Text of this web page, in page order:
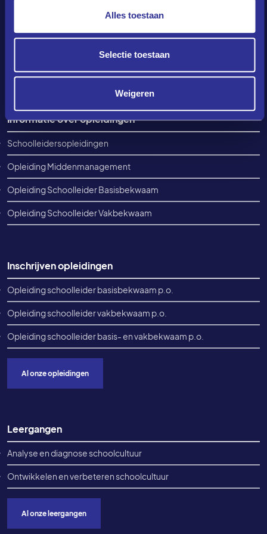
Alles toestaan
Selectie toestaan
Weigeren
Contact
Elke werkdag tussen 08:30-12:30
Footer informatie
Informatie over opleidingen
Schoolleidersopleidingen
Opleiding Middenmanagement
Opleiding Schoolleider Basisbekwaam
Opleiding Schoolleider Vakbekwaam
Leergangen
Analyse en diagnose schoolcultuur
Ontwikkelen en verbeteren schoolcultuur
Al onze leergangen
Inschrijven opleidingen
Opleiding schoolleider basisbekwaam p.o.
Opleiding schoolleider vakbekwaam p.o.
Opleiding schoolleider basis- en vakbekwaam p.o.
Al onze opleidingen